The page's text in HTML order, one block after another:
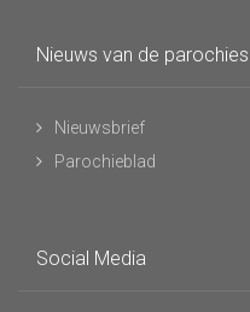
Nieuws van de parochies
Nieuwsbrief
Parochieblad
Social Media